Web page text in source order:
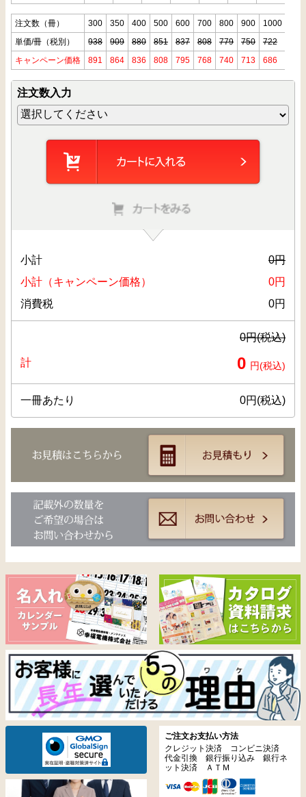
注文数（冊） 300 350 400 500 600 700 800 900
1000
単価/冊（税別）
938 909 880 851 837 808 779 750
722
キャンペーン価格
891 864 836 808 795 768 740 713 686
注文数入力
小計 0円
小計（キャンペーン価格）
0円
消費税
0円
0円(税込)
計 0 円(税込)
一冊あたり 0円(税込)
ご注文お支払い方法
クレジット決済 コンビニ決済
代金引換 銀行振り込み 銀行ネ
ット決済 ＡＴＭ